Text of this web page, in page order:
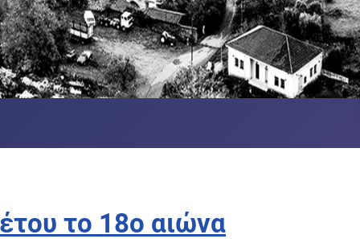
το 18ο αιώνα